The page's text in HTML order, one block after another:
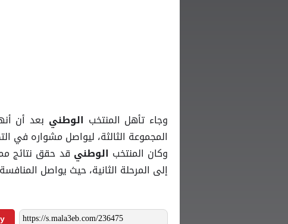
وجاء تأهل المنتخب الوطني بعد أن
المجموعة الثالثة، ليواصل مشواره في
وكان المنتخب الوطني قد حقق نتائج
إلى المرحلة الثانية، حيث يواصل